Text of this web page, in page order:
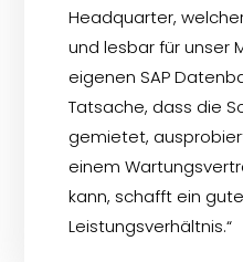
Headquarter,
und lesbar für unser
eigenen SAP
Tatsache, dass die
gemietet,
einem
kann, schafft ein
Leistungsverhältnis.“